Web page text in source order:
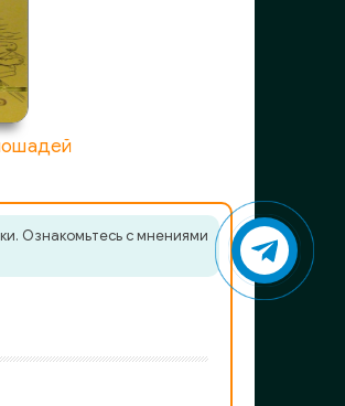
Ознакомьтесь с мнениями